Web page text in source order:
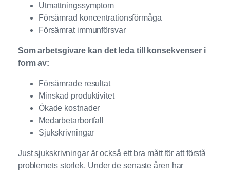
Utmattningssymptom
Försämrad koncentrationsförmåga
Försämrat immunförsvar
Som arbetsgivare kan det leda till konsekvenser i
form av:
Försämrade resultat
Minskad produktivitet
Ökade kostnader
Medarbetarbortfall
Sjukskrivningar
Just sjukskrivningar är också ett bra mått för att förstå
problemets storlek. Under de senaste åren har